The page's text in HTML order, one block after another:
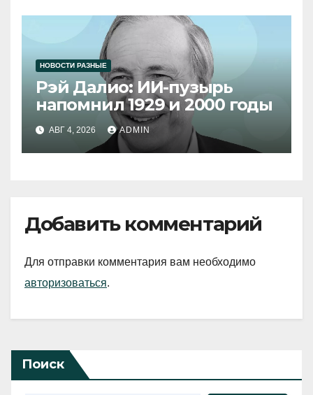
НОВОСТИ РАЗНЫЕ
Рэй Далио: ИИ-пузырь
напомнил 1929 и 2000 годы
АВГ 4, 2026 ADMIN
Добавить комментарий
Для отправки комментария вам необходимо
авторизоваться.
Поиск